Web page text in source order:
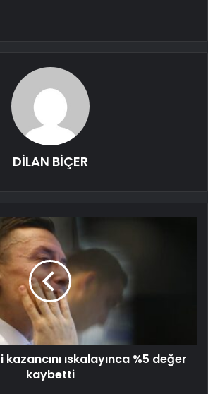
DİLAN BİÇER
ıskalayınca %5 değer
kaybetti